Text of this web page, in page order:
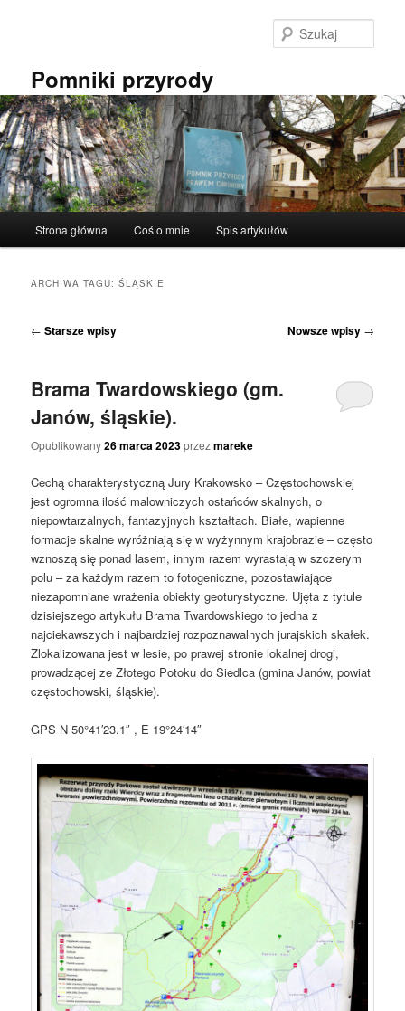
Pomniki przyrody
Strona główna Coś o mnie Spis artykułów
ARCHIWA TAGU:ŚLĄSKIE
Nawigacja
← Starsze wpisy Nowsze wpisy →
Brama Twardowskiego (gm.
Janów, śląskie).
Opublikowany26 marca 2023przezmareke
Cechą charakterystyczną Jury Krakowsko – Częstochowskiej
jest ogromna ilość malowniczych ostańców skalnych, o
niepowtarzalnych, fantazyjnych kształtach. Białe, wapienne
formacje skalne wyróżniają się w wyżynnym krajobrazie – często
wznoszą się ponad lasem, innym razem wyrastają w szczerym
polu – za każdym razem to fotogeniczne, pozostawiające
niezapomniane wrażenia obiekty geoturystyczne. Ujęta z tytule
dzisiejszego artykułu Brama Twardowskiego to jedna z
najciekawszych i najbardziej rozpoznawalnych jurajskich skałek.
Zlokalizowana jest w lesie, po prawej stronie lokalnej drogi,
prowadzącej ze Złotego Potoku do Siedlca (gmina Janów, powiat
częstochowski, śląskie).
GPS N 50°41′23.1″ , E 19°24′14″